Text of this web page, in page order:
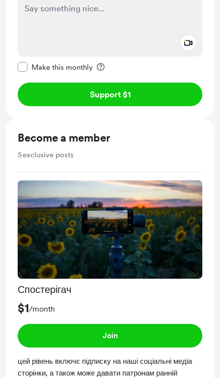
Make this monthly
Support $1
Become a member
5exclusive posts
Спостерігач
$1/month
Join
цей рівень включє підписку на наші соціальні медіа
сторінки, а також може давати патронам ранній